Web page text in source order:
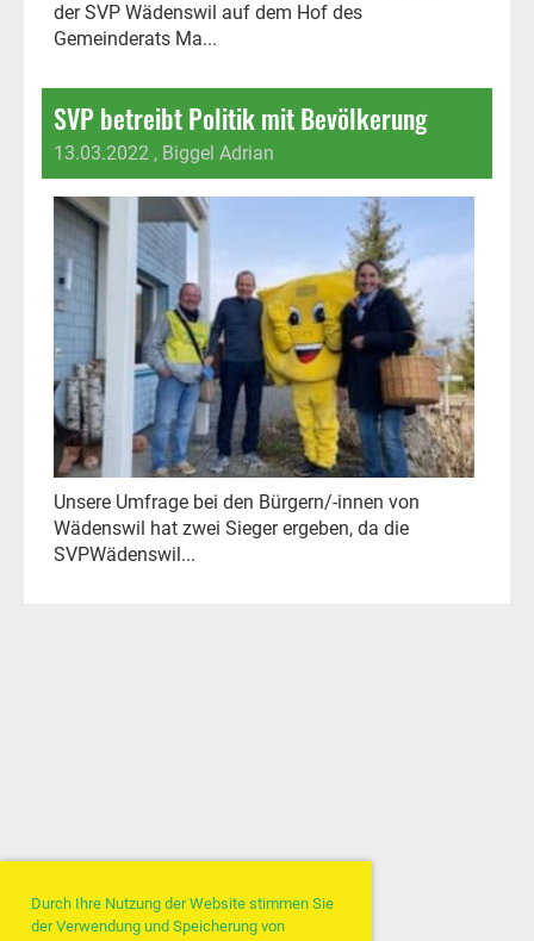
Durch Ihre Nutzung der Website stimmen Sie
der Verwendung und Speicherung von
der SVP Wädenswil auf dem Hof des
Gemeinderats Ma...
SVP betreibt Politik mit Bevölkerung
13.03.2022 , Biggel Adrian
Unsere Umfrage bei den Bürgern/-innen von
Wädenswil hat zwei Sieger ergeben, da die
SVPWädenswil...